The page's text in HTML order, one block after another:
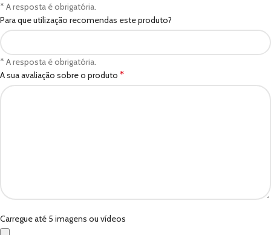
* A resposta é obrigatória.
Para que utilização recomendas este produto?
* A resposta é obrigatória.
A sua avaliação sobre o produto *
Carregue até 5 imagens ou vídeos